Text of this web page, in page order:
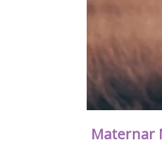
Maternar